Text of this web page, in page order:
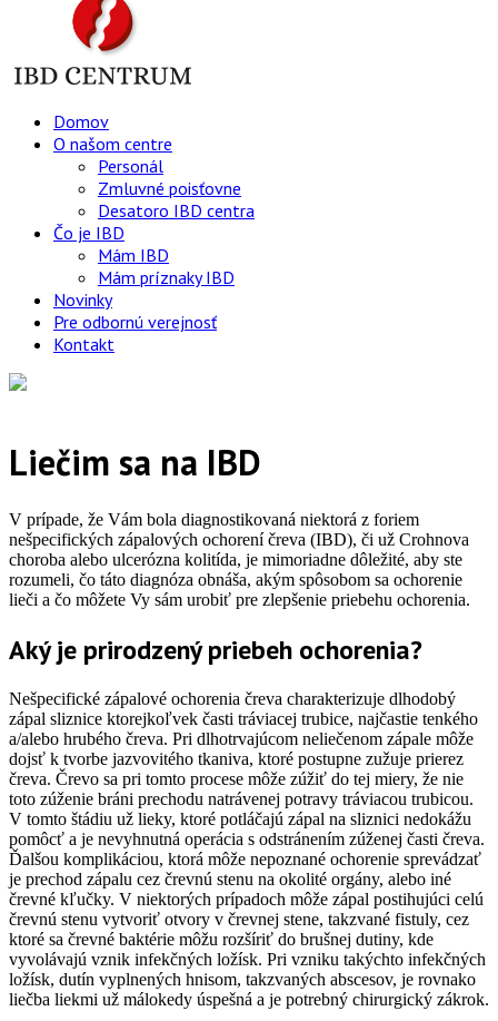
Domov
O našom centre
Personál
Zmluvné poisťovne
Desatoro IBD centra
Čo je IBD
Mám IBD
Mám príznaky IBD
Novinky
Pre odbornú verejnosť
Kontakt
Liečim sa na IBD
V prípade, že Vám bola diagnostikovaná niektorá z foriem
nešpecifických zápalových ochorení čreva (IBD), či už Crohnova
choroba alebo ulcerózna kolitída, je mimoriadne dôležité, aby ste
rozumeli, čo táto diagnóza obnáša, akým spôsobom sa ochorenie
lieči a čo môžete Vy sám urobiť pre zlepšenie priebehu ochorenia.
Aký je prirodzený priebeh ochorenia?
Nešpecifické zápalové ochorenia čreva charakterizuje dlhodobý
zápal sliznice ktorejkoľvek časti tráviacej trubice, najčastie tenkého
a/alebo hrubého čreva. Pri dlhotrvajúcom neliečenom zápale môže
dojsť k tvorbe jazvovitého tkaniva, ktoré postupne zužuje prierez
čreva. Črevo sa pri tomto procese môže zúžiť do tej miery, že nie
toto zúženie bráni prechodu natrávenej potravy tráviacou trubicou.
V tomto štádiu už lieky, ktoré potláčajú zápal na sliznici nedokážu
pomôcť a je nevyhnutná operácia s odstránením zúženej časti čreva.
Ďalšou komplikáciou, ktorá môže nepoznané ochorenie sprevádzať
je prechod zápalu cez črevnú stenu na okolité orgány, alebo iné
črevné kľučky. V niektorých prípadoch môže zápal postihujúci celú
črevnú stenu vytvoriť otvory v črevnej stene, takzvané fistuly, cez
ktoré sa črevné baktérie môžu rozšíriť do brušnej dutiny, kde
vyvolávajú vznik infekčných ložísk. Pri vzniku takýchto infekčných
ložísk, dutín vyplnených hnisom, takzvaných abscesov, je rovnako
liečba liekmi už málokedy úspešná a je potrebný chirurgický zákrok.